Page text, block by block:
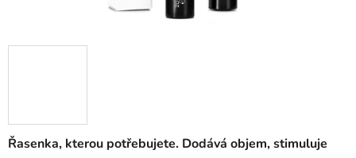
Řasenka, kterou potřebujete. Dodává objem, stimuluje